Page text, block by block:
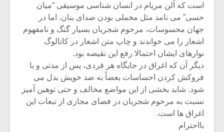
است که آلن مریام در انسان شناسی موسیقی “میان
حسی” می نامد مثل مخملی بودن صدای بنان. اما در
جهان محسوسات، مرحوم شجریان بسیار گنگ و نامفهوم
اشعار را می خواندند و چاپ متن اشعار در کاتالوگ
نوارهای ایشان احتمالا رفع این نقیصه بود.
دیگر آن که اغراق در جایگاه هر فردی، پس از مدتی و با
فروکش کردن احساسات بعضاً به ضد خویش بدل می
شود. شاید بخشی از این مواضع مخالف و حتی توهین آمیز
نسبت به مرحوم شجریان در فضای مجازی از تبعات این
اغراق ها است.
بااحترام